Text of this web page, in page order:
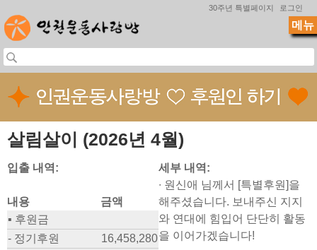
30주년 특별페이지 로그인
살림살이 (2026년 4월)
입출 내역:
내용
금액
▪ 후원금
- 정기후원
16,458,280
세부 내역:
∙ 원신애 님께서 [특별후원]을
해주셨습니다. 보내주신 지지
와 연대에 힘입어 단단히 활동
을 이어가겠습니다!
메뉴